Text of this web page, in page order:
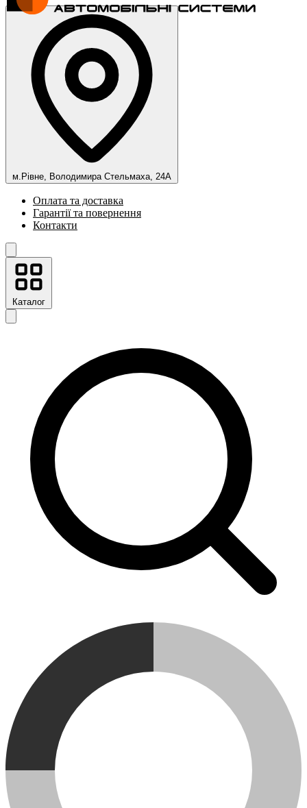
м.Рівне, Володимира Стельмаха, 24А
Оплата та доставка
Гарантії та повернення
Контакти
Каталог